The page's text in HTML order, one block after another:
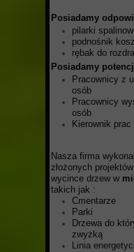
Posiadamy
pilarki
podnośnik
rębak do
Posiadamy
Pracownicy z
osób
Pracownicy
osób
Kierownik
Nasza firma
złożonych
wycince drzew w
takich jak :
Cmentarze
Parki
Drzewa do
zwyżką
Linia